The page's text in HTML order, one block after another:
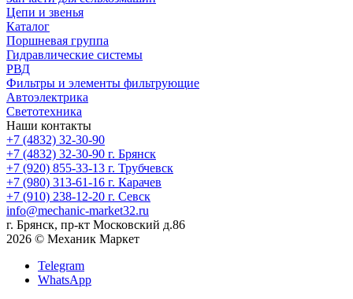
Цепи и звенья
Каталог
Поршневая группа
Гидравлические системы
РВД
Фильтры и элементы фильтрующие
Автоэлектрика
Светотехника
Наши контакты
+7 (4832) 32-30-90
+7 (4832) 32-30-90 г. Брянск
+7 (920) 855-33-13 г. Трубчевск
+7 (980) 313-61-16 г. Карачев
+7 (910) 238-12-20 г. Севск
info@mechanic-market32.ru
г. Брянск, пр-кт Московский д.86
2026 © Механик Маркет
Telegram
WhatsApp